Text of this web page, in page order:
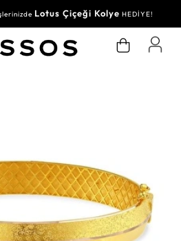
Lotus Çiçeği Kolye HEDİYE!